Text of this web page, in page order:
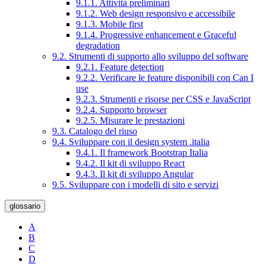
9.1.1. Attività preliminari
9.1.2. Web design responsivo e accessibile
9.1.3. Mobile first
9.1.4. Progressive enhancement e Graceful
degradation
9.2. Strumenti di supporto allo sviluppo del software
9.2.1. Feature detection
9.2.2. Verificare le feature disponibili con Can I
use
9.2.3. Strumenti e risorse per CSS e JavaScript
9.2.4. Supporto browser
9.2.5. Misurare le prestazioni
9.3. Catalogo del riuso
9.4. Sviluppare con il design system .italia
9.4.1. Il framework Bootstrap Italia
9.4.2. Il kit di sviluppo React
9.4.3. Il kit di sviluppo Angular
9.5. Sviluppare con i modelli di sito e servizi
glossario
A
B
C
D